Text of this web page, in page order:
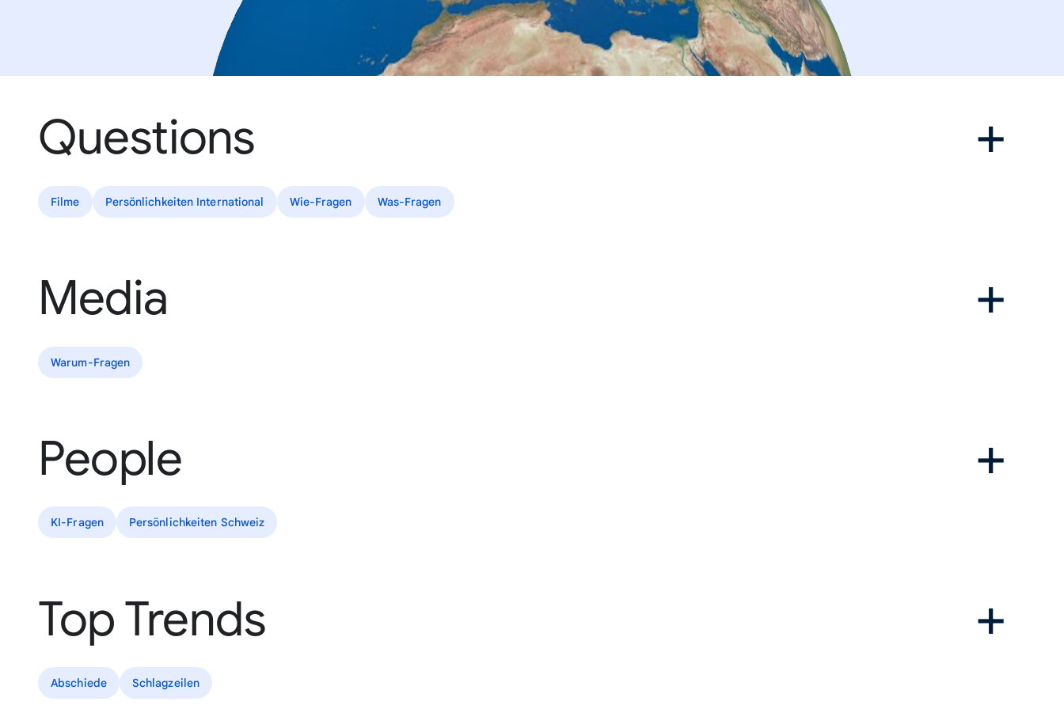
Questions
Filme Persönlichkeiten International Wie-Fragen Was-Fragen
Media
Warum-Fragen
People
KI-Fragen Persönlichkeiten Schweiz
Top Trends
Abschiede Schlagzeilen